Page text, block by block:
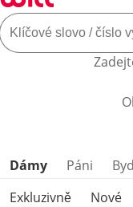
Přeskočit kategorie
Dámy Páni
Exkluzivně
Nové